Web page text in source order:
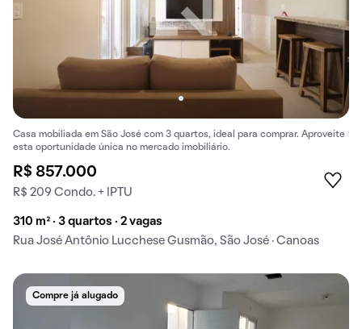
Casa mobiliada em São José com 3 quartos, ideal para comprar. Aproveite
esta oportunidade única no mercado imobiliário.
R$ 857.000
R$ 209 Condo. + IPTU
310 m² · 3 quartos · 2 vagas
Rua José Antônio Lucchese Gusmão, São José · Canoas
Compre já alugado